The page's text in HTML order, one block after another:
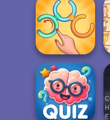
Untangle Rings
Master